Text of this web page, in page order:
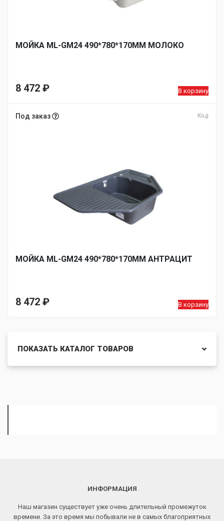
МОЙКА ML-GM24 490*780*170ММ МОЛОКО
8 472 ₽ В корзину
Под заказ Код
МОЙКА ML-GM24 490*780*170ММ АНТРАЦИТ
8 472 ₽ В корзину
ПОКАЗАТЬ КАТАЛОГ ТОВАРОВ
ИНФОРМАЦИЯ
Наш магазин существует уже очень длительный промежуток
времени. За это время мы побывали не в самых благоприятных